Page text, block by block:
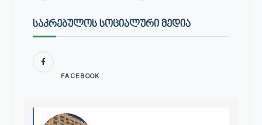
ᲡᲐᲙᲠᲔᲑᲣᲚᲝᲡ ᲡᲝᲪᲘᲐᲚᲣᲠᲘ ᲛᲔᲓᲘᲐ
FACEBOOK